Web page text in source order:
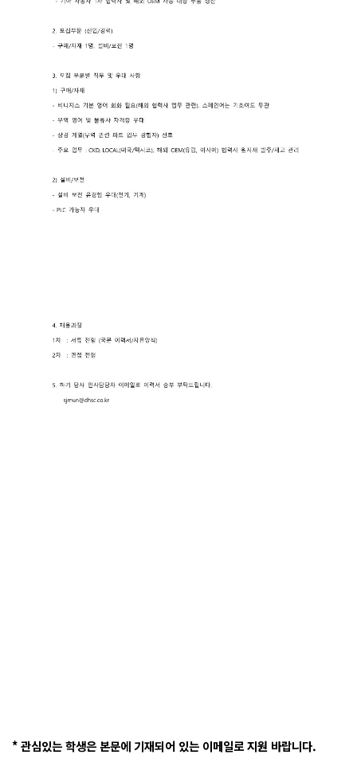
* 관심있는 학생은 본문에 기재되어 있는 이메일로 지원 바랍니다.